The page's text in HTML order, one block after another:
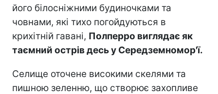
його білосніжними будиночками та
човнами, які тихо погойдуються в
крихітній гавані, Полперро виглядає як
таємний острів десь у Середземномор'ї.
Селище оточене високими скелями та
пишною зеленню, що створює захопливе